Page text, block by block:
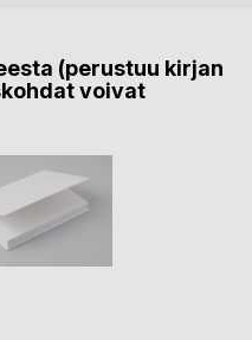
(perustuu kirjan
voivat